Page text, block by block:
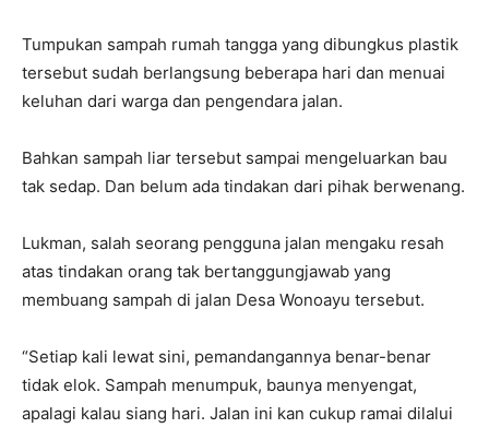
Tumpukan sampah rumah tangga yang dibungkus plastik
tersebut sudah berlangsung beberapa hari dan menuai
keluhan dari warga dan pengendara jalan.
Bahkan sampah liar tersebut sampai mengeluarkan bau
tak sedap. Dan belum ada tindakan dari pihak berwenang.
Lukman, salah seorang pengguna jalan mengaku resah
atas tindakan orang tak bertanggungjawab yang
membuang sampah di jalan Desa Wonoayu tersebut.
“Setiap kali lewat sini, pemandangannya benar-benar
tidak elok. Sampah menumpuk, baunya menyengat,
apalagi kalau siang hari. Jalan ini kan cukup ramai dilalui